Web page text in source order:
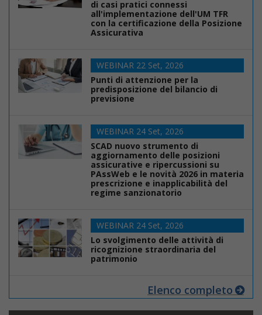
di casi pratici connessi
all'implementazione dell'UM TFR
con la certificazione della Posizione
Assicurativa
WEBINAR 22 Set, 2026
Punti di attenzione per la
predisposizione del bilancio di
previsione
WEBINAR 24 Set, 2026
SCAD nuovo strumento di
aggiornamento delle posizioni
assicurative e ripercussioni su
PAssWeb e le novità 2026 in materia
prescrizione e inapplicabilità del
regime sanzionatorio
WEBINAR 24 Set, 2026
Lo svolgimento delle attività di
ricognizione straordinaria del
patrimonio
Elenco completo